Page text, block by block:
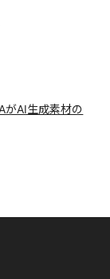
がAI生成素材の